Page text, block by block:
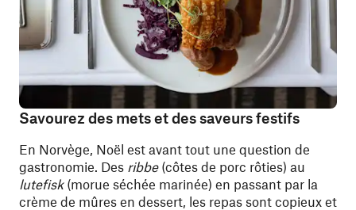
Savourez des mets et des saveurs festifs
En Norvège, Noël est avant tout une question de
gastronomie. Des ribbe (côtes de porc rôties) au
lutefisk (morue séchée marinée) en passant par la
crème de mûres en dessert, les repas sont copieux et